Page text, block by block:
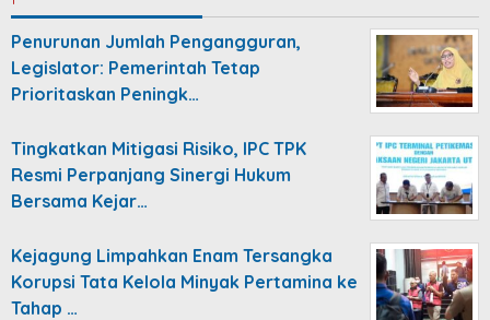
Penurunan Jumlah Pengangguran,
Legislator: Pemerintah Tetap
Prioritaskan Peningk…
Tingkatkan Mitigasi Risiko, IPC TPK
Resmi Perpanjang Sinergi Hukum
Bersama Kejar…
Kejagung Limpahkan Enam Tersangka
Korupsi Tata Kelola Minyak Pertamina ke
Tahap …